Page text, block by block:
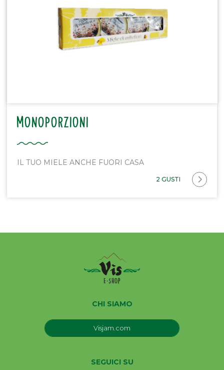
MONOPORZIONI
IL TUO MIELE ANCHE FUORI CASA
2 GUSTI
CHI SIAMO
Visjam.com
SEGUICI SU